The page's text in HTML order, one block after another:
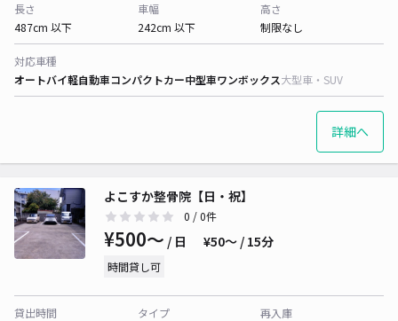
長さ
487cm 以下
車幅
242cm 以下
高さ
制限なし
対応車種
オートバイ軽自動車コンパクトカー中型車ワンボックス大型車・SUV
詳細へ
よこすか整骨院【日・祝】
0 / 0件
¥500〜 / 日 ¥50〜 / 15分
時間貸し可
貸出時間
タイプ
再入庫